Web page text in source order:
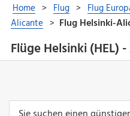
Flüge Helsinki (HEL)